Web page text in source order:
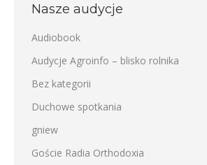
Nasze audycje
Audiobook
Audycje Agroinfo – blisko rolnika
Bez kategorii
Duchowe spotkania
gniew
Goście Radia Orthodoxia